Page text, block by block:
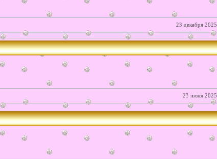
23 декабря 2025
23 июня 2025